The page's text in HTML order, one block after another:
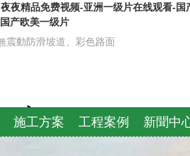
精品免费视频-亚洲一级片在线观看-
产欧美一级片
震動防滑坡道、彩色路面
施工方案 工程案例 新聞中